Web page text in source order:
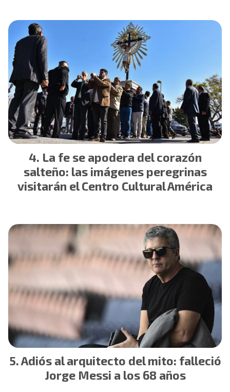
La fe se apodera del corazón
salteño: las imágenes peregrinas
visitarán el Centro Cultural América
Adiós al arquitecto del mito: falleció
Jorge Messi a los 68 años